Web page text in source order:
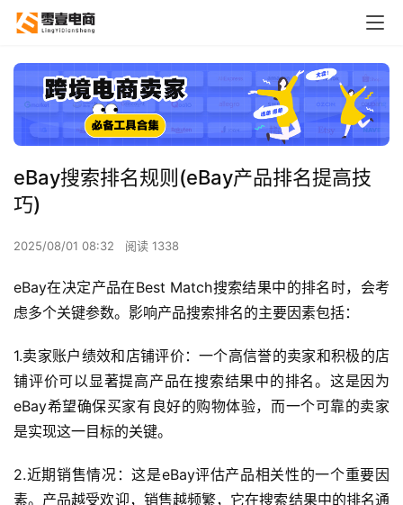
eBay搜索排名规则(eBay产品排名提高技
巧)
2025/08/01 08:32 阅读 1338
eBay在决定产品在Best Match搜索结果中的排名时，会考
虑多个关键参数。影响产品搜索排名的主要因素包括：
1.卖家账户绩效和店铺评价：一个高信誉的卖家和积极的店
铺评价可以显著提高产品在搜索结果中的排名。这是因为
eBay希望确保买家有良好的购物体验，而一个可靠的卖家
是实现这一目标的关键。
2.近期销售情况：这是eBay评估产品相关性的一个重要因
素。产品越受欢迎，销售越频繁，它在搜索结果中的排名通